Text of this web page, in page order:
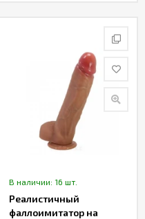
В наличии: 16 шт.
Реалистичный
фаллоимитатор на